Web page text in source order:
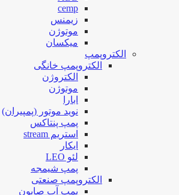
cemp
زیمنس
موتوژن
میکسان
الکتروپمپ
الکتروپمپ خانگی
الکتروژن
موتوژن
ابارا
نوید موتور (پمپیران)
پمپ پنتاکس
استریم stream
ایکار
لئو LEO
پمپ شیمجه
الکتروپمپ صنعتی
پمپ آب صابون